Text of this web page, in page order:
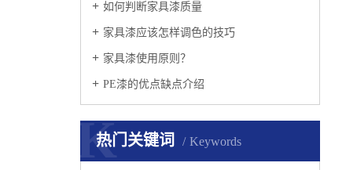
如何判断家具漆质量
家具漆应该怎样调色的技巧
家具漆使用原则？
PE漆的优点缺点介绍
热门关键词 Keywords
K